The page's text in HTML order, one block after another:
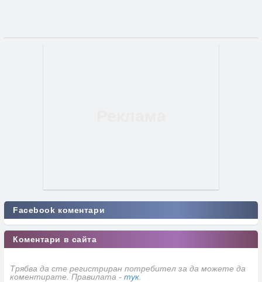
Facebook коментари
Коментари в сайта
Трябва да сте регистриран потребител за да можете да
коментирате. Правилата - тук